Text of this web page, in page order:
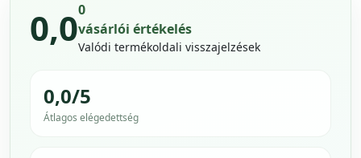
0,00
vásárlói értékelés
Valódi termékoldali visszajelzések
0,0/5
Átlagos elégedettség